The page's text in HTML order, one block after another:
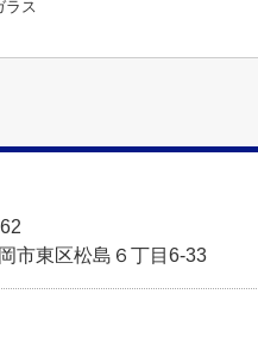
ラス
市東区松島６丁目6-33